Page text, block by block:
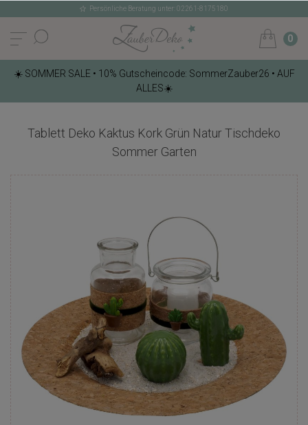
Persönliche Beratung unter: 02261-8175180
0
☀️ SOMMER SALE • 10% Gutscheincode: SommerZauber26 • AUF
ALLES☀️
Tablett Deko Kaktus Kork Grün Natur Tischdeko
Sommer Garten